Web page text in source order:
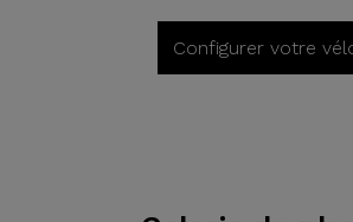
Configurer votre